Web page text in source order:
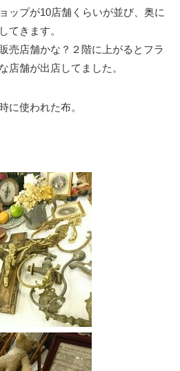
ップが10店舗くらいが並び、奥に
てきます。
売店舗かな？２階に上がるとフラ
店舗が出店してました。
に使われた布。